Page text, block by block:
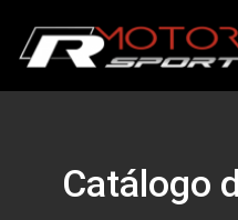
Catálogo